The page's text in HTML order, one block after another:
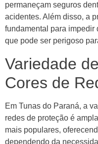
permaneçam seguros
acidentes. Além disso, a
fundamental para impedir
que pode ser perigoso
Variedade
Cores de
Em Tunas do Paraná, a
redes de proteção é
mais populares,
dependendo da